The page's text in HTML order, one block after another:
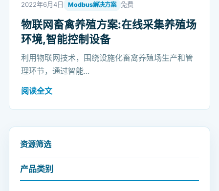
2022年6月4日 Modbus解决方案 免费
物联网畜禽养殖方案:在线采集养殖场
环境,智能控制设备
利用物联网技术，围绕设施化畜禽养殖场生产和管
理环节，通过智能...
阅读全文
资源筛选
产品类别